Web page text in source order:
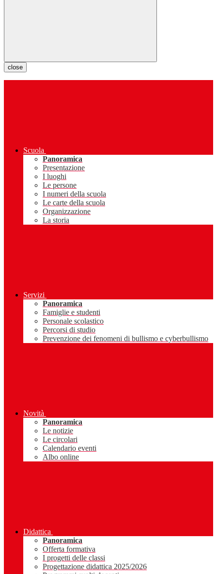
close
Scuola
Panoramica
Presentazione
I luoghi
Le persone
I numeri della scuola
Le carte della scuola
Organizzazione
La storia
Servizi
Panoramica
Famiglie e studenti
Personale scolastico
Percorsi di studio
Prevenzione dei fenomeni di bullismo e cyberbullismo
Novità
Panoramica
Le notizie
Le circolari
Calendario eventi
Albo online
Didattica
Panoramica
Offerta formativa
I progetti delle classi
Progettazione didattica 2025/2026